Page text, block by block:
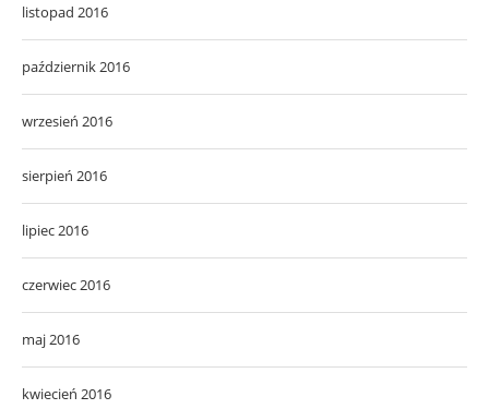
listopad 2016
październik 2016
wrzesień 2016
sierpień 2016
lipiec 2016
czerwiec 2016
maj 2016
kwiecień 2016